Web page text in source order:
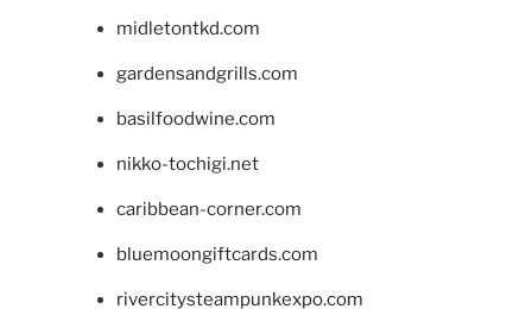
midletontkd.com
gardensandgrills.com
basilfoodwine.com
nikko-tochigi.net
caribbean-corner.com
bluemoongiftcards.com
rivercitysteampunkexpo.com